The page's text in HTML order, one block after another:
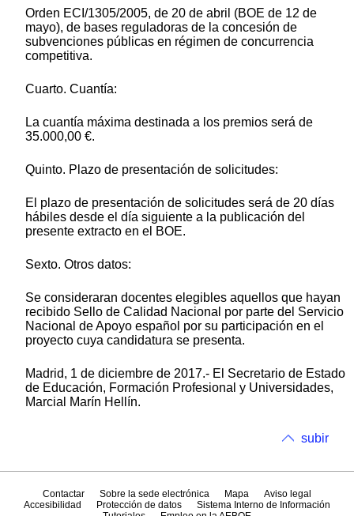
Orden ECI/1305/2005, de 20 de abril (BOE de 12 de
mayo), de bases reguladoras de la concesión de
subvenciones públicas en régimen de concurrencia
competitiva.
Cuarto. Cuantía:
La cuantía máxima destinada a los premios será de
35.000,00 €.
Quinto. Plazo de presentación de solicitudes:
El plazo de presentación de solicitudes será de 20 días
hábiles desde el día siguiente a la publicación del
presente extracto en el BOE.
Sexto. Otros datos:
Se consideraran docentes elegibles aquellos que hayan
recibido Sello de Calidad Nacional por parte del Servicio
Nacional de Apoyo español por su participación en el
proyecto cuya candidatura se presenta.
Madrid, 1 de diciembre de 2017.- El Secretario de Estado
de Educación, Formación Profesional y Universidades,
Marcial Marín Hellín.
subir
Contactar Sobre la sede electrónica Mapa
Aviso legal
Accesibilidad
Protección de datos
Sistema Interno de Información